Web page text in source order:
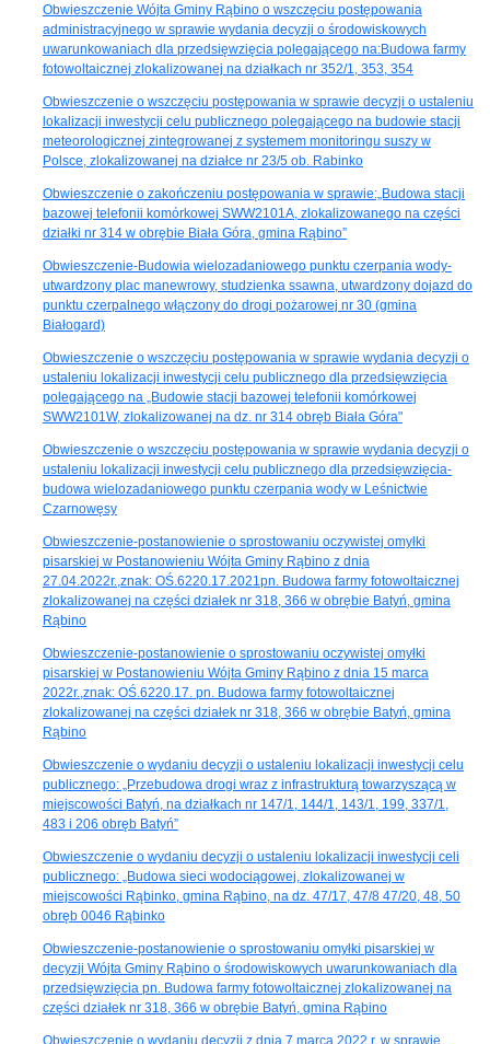
Obwieszczenie Wójta Gminy Rąbino o wszczęciu postępowania
administracyjnego w sprawie wydania decyzji o środowiskowych
uwarunkowaniach dla przedsięwzięcia polegającego na:Budowa farmy
fotowoltaicznej zlokalizowanej na działkach nr 352/1, 353, 354
Obwieszczenie o wszczęciu postępowania w sprawie decyzji o ustaleniu
lokalizacji inwestycji celu publicznego polegającego na budowie stacji
meteorologicznej zintegrowanej z systemem monitoringu suszy w
Polsce, zlokalizowanej na działce nr 23/5 ob. Rabinko
Obwieszczenie o zakończeniu postępowania w sprawie:„Budowa stacji
bazowej telefonii komórkowej SWW2101A, zlokalizowanego na części
działki nr 314 w obrębie Biała Góra, gmina Rąbino”
Obwieszczenie-Budowia wielozadaniowego punktu czerpania wody-
utwardzony plac manewrowy, studzienka ssawna, utwardzony dojazd do
punktu czerpalnego włączony do drogi pożarowej nr 30 (gmina
Białogard)
Obwieszczenie o wszczęciu postępowania w sprawie wydania decyzji o
ustaleniu lokalizacji inwestycji celu publicznego dla przedsięwzięcia
polegającego na „Budowie stacji bazowej telefonii komórkowej
SWW2101W, zlokalizowanej na dz. nr 314 obręb Biała Góra"
Obwieszczenie o wszczęciu postępowania w sprawie wydania decyzji o
ustaleniu lokalizacji inwestycji celu publicznego dla przedsięwzięcia-
budowa wielozadaniowego punktu czerpania wody w Leśnictwie
Czarnowęsy
Obwieszczenie-postanowienie o sprostowaniu oczywistej omyłki
pisarskiej w Postanowieniu Wójta Gminy Rąbino z dnia
27.04.2022r.,znak: OŚ.6220.17.2021pn. Budowa farmy fotowoltaicznej
zlokalizowanej na części działek nr 318, 366 w obrębie Batyń, gmina
Rąbino
Obwieszczenie-postanowienie o sprostowaniu oczywistej omyłki
pisarskiej w Postanowieniu Wójta Gminy Rąbino z dnia 15 marca
2022r.,znak: OŚ.6220.17. pn. Budowa farmy fotowoltaicznej
zlokalizowanej na części działek nr 318, 366 w obrębie Batyń, gmina
Rąbino
Obwieszczenie o wydaniu decyzji o ustaleniu lokalizacji inwestycji celu
publicznego: „Przebudowa drogi wraz z infrastrukturą towarzyszącą w
miejscowości Batyń, na działkach nr 147/1, 144/1, 143/1, 199, 337/1,
483 i 206 obręb Batyń”
Obwieszczenie o wydaniu decyzji o ustaleniu lokalizacji inwestycji celi
publicznego: „Budowa sieci wodociągowej, zlokalizowanej w
miejscowości Rąbinko, gmina Rąbino, na dz. 47/17, 47/8 47/20, 48, 50
obręb 0046 Rąbinko
Obwieszczenie-postanowienie o sprostowaniu omyłki pisarskiej w
decyzji Wójta Gminy Rąbino o środowiskowych uwarunkowaniach dla
przedsięwzięcia pn. Budowa farmy fotowoltaicznej zlokalizowanej na
części działek nr 318, 366 w obrębie Batyń, gmina Rąbino
Obwieszczenie o wydaniu decyzji z dnia 7 marca 2022 r. w sprawie